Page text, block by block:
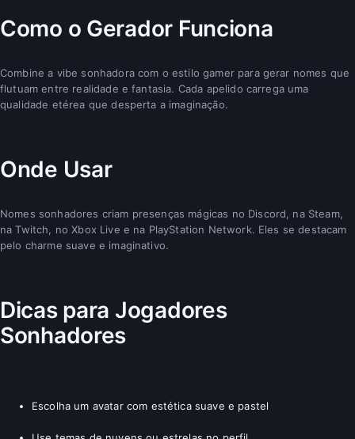
Como o Gerador Funciona
Combine a vibe sonhadora com o estilo gamer para gerar nomes que
flutuam entre realidade e fantasia. Cada apelido carrega uma
qualidade etérea que desperta a imaginação.
Onde Usar
Nomes sonhadores criam presenças mágicas no Discord, na Steam,
na Twitch, no Xbox Live e na PlayStation Network. Eles se destacam
pelo charme suave e imaginativo.
Dicas para Jogadores
Sonhadores
Escolha um avatar com estética suave e pastel